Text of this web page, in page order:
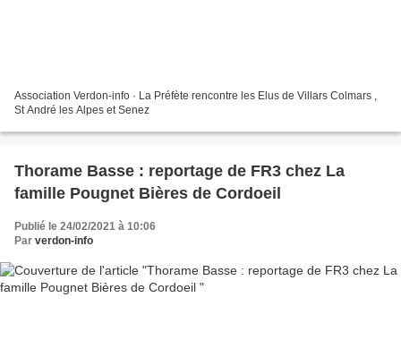
Association Verdon-info · La Préfète rencontre les Elus de Villars Colmars ,
St André les Alpes et Senez
Thorame Basse : reportage de FR3 chez La
famille Pougnet Bières de Cordoeil
Publié le 24/02/2021 à 10:06
Par verdon-info